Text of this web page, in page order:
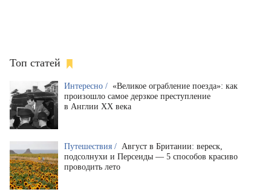
Топ статей
Интересно / «Великое ограбление поезда»: как
произошло самое дерзкое преступление
в Англии XX века
Путешествия / Август в Британии: вереск,
подсолнухи и Персеиды — 5 способов красиво
проводить лето